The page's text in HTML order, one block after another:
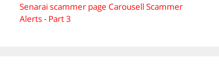
Senarai scammer page Carousell Scammer
Alerts - Part 3